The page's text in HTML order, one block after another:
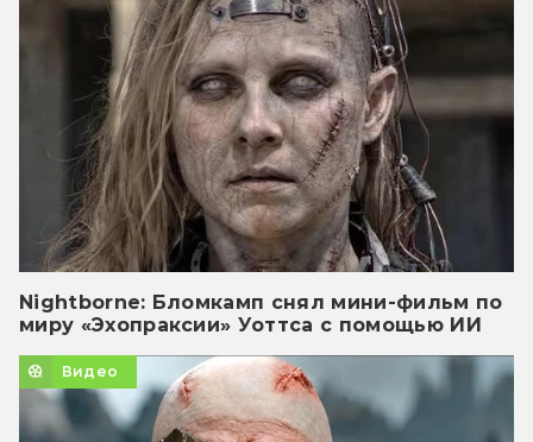
Nightborne: Бломкамп снял мини-фильм по
миру «Эхопраксии» Уоттса с помощью ИИ
Видео